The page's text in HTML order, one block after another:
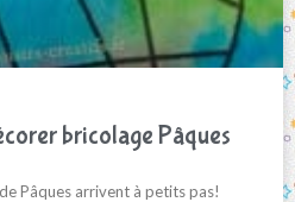
bricolage Pâques
Pâques arrivent à petits pas!